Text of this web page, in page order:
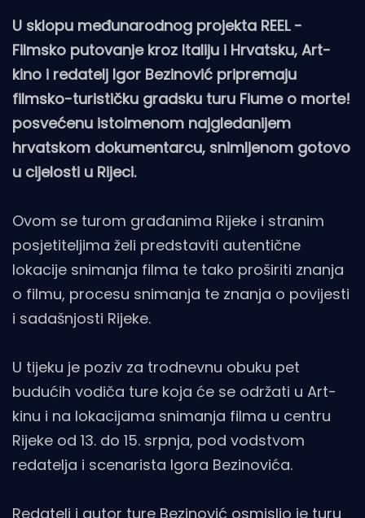
U sklopu međunarodnog projekta REEL -
Filmsko putovanje kroz Italiju i Hrvatsku, Art-
kino i redatelj Igor Bezinović pripremaju
filmsko-turističku gradsku turu Fiume o morte!
posvećenu istoimenom najgledanijem
hrvatskom dokumentarcu, snimljenom gotovo
u cijelosti u Rijeci.
Ovom se turom građanima Rijeke i stranim
posjetiteljima želi predstaviti autentične
lokacije snimanja filma te tako proširiti znanja
o filmu, procesu snimanja te znanja o povijesti
i sadašnjosti Rijeke.
U tijeku je poziv za trodnevnu obuku pet
budućih vodiča ture koja će se održati u Art-
kinu i na lokacijama snimanja filma u centru
Rijeke od 13. do 15. srpnja, pod vodstvom
redatelja i scenarista Igora Bezinovića.
Redatelj i autor ture Bezinović osmislio je turu